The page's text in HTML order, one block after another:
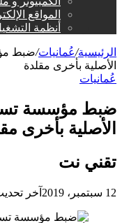
المواقع
أنظمة
الرئيسية/عُمانيات/ضبط
الأصلية بأخرى مقلدة
عُمانيات
ضبط مؤسسة
الأصلية بأخرى
تقني نت
12 سبتمبر، 2019 آخر تحديث: 20